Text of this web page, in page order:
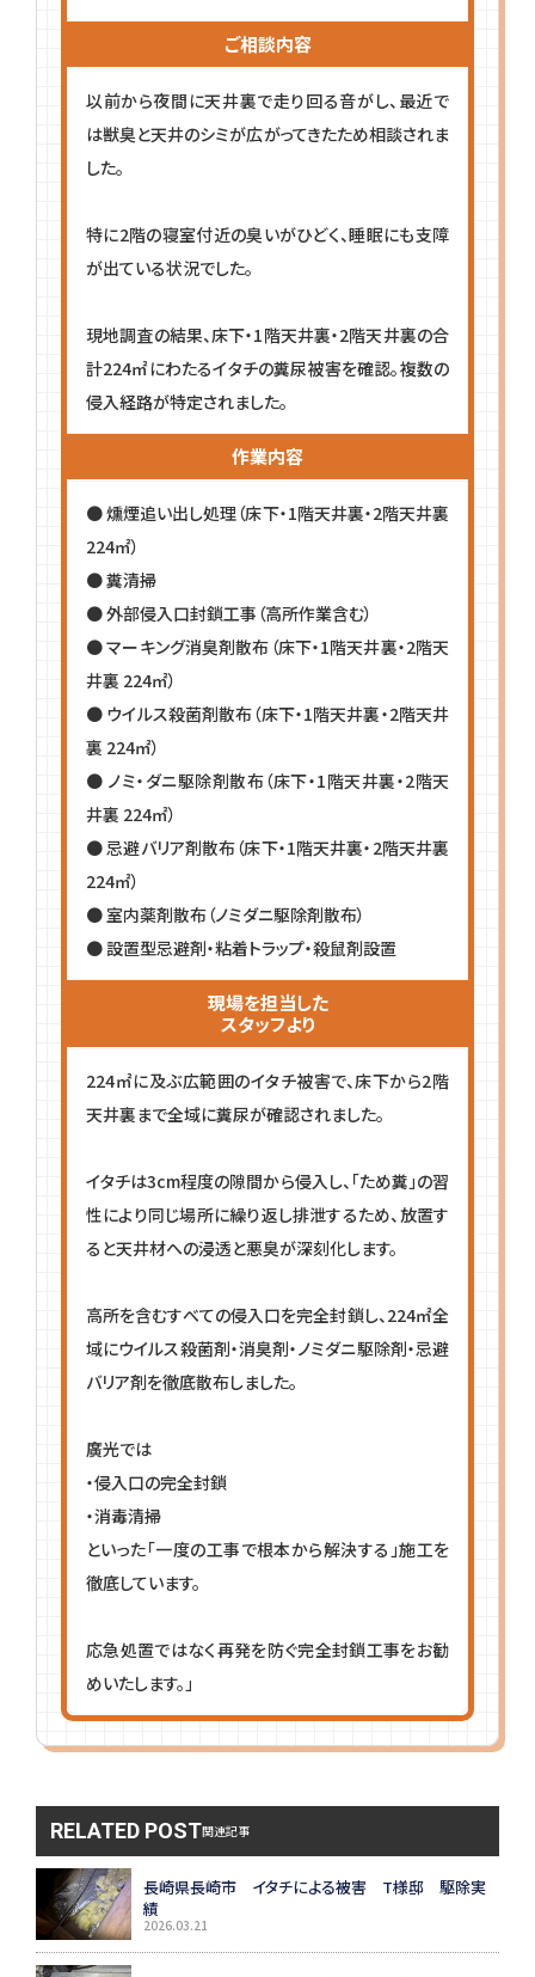
ご相談内容
以前から夜間に天井裏で走り回る音がし、最近で
は獣臭と天井のシミが広がってきたため相談されま
した。
特に2階の寝室付近の臭いがひどく、睡眠にも支障
が出ている状況でした。
現地調査の結果、床下・1階天井裏・2階天井裏の合
計224㎡にわたるイタチの糞尿被害を確認。複数の
侵入経路が特定されました。
作業内容
● 燻煙追い出し処理（床下・1階天井裏・2階天井裏
224㎡）
● 糞清掃
● 外部侵入口封鎖工事（高所作業含む）
● マーキング消臭剤散布（床下・1階天井裏・2階天
井裏 224㎡）
● ウイルス殺菌剤散布（床下・1階天井裏・2階天井
裏 224㎡）
● ノミ・ダニ駆除剤散布（床下・1階天井裏・2階天
井裏 224㎡）
● 忌避バリア剤散布（床下・1階天井裏・2階天井裏
224㎡）
● 室内薬剤散布（ノミダニ駆除剤散布）
● 設置型忌避剤・粘着トラップ・殺鼠剤設置
現場を担当した
スタッフより
224㎡に及ぶ広範囲のイタチ被害で、床下から2階
天井裏まで全域に糞尿が確認されました。
イタチは3cm程度の隙間から侵入し、「ため糞」の習
性により同じ場所に繰り返し排泄するため、放置す
ると天井材への浸透と悪臭が深刻化します。
高所を含むすべての侵入口を完全封鎖し、224㎡全
域にウイルス殺菌剤・消臭剤・ノミダニ駆除剤・忌避
バリア剤を徹底散布しました。
廣光では
・侵入口の完全封鎖
・消毒清掃
といった「一度の工事で根本から解決する」施工を
徹底しています。
応急処置ではなく再発を防ぐ完全封鎖工事をお勧
めいたします。」
RELATED POST関連記事
長崎県長崎市 イタチによる被害 T様邸 駆除実
績
2026.03.21